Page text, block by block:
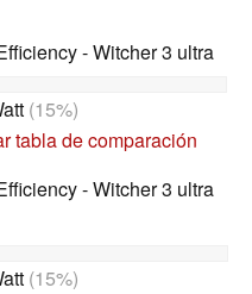
- Witcher 3 ultra
(15%)
tabla de comparación
- Witcher 3 ultra
(15%)